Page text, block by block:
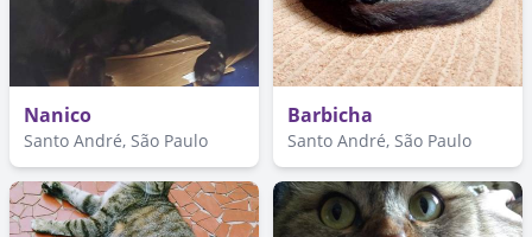
Nanico
Santo André, São Paulo
Barbicha
Santo André, São Paulo